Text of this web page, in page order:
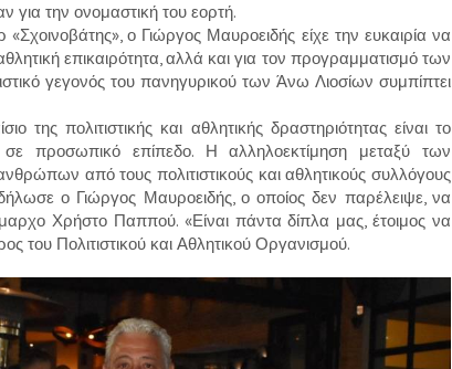
την ονομαστική του εορτή.
ο Γιώργος Μαυροειδής είχε την ευκαιρία να
αθλητική επικαιρότητα, αλλά και για τον προγραμματισμό των
γεγονός του πανηγυρικού των Άνω Λιοσίων συμπίπτει
της πολιτιστικής και αθλητικής δραστηριότητας είναι το
προσωπικό επίπεδο. Η αλληλοεκτίμηση μεταξύ των
από τους πολιτιστικούς και αθλητικούς συλλόγους
ο Γιώργος Μαυροειδής, ο οποίος δεν παρέλειψε, να
Χρήστο Παππού. «Είναι πάντα δίπλα μας, έτοιμος να
του Πολιτιστικού και Αθλητικού Οργανισμού.